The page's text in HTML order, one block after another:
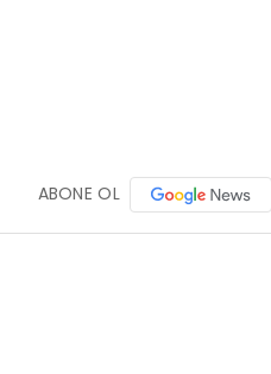
ABONE OL